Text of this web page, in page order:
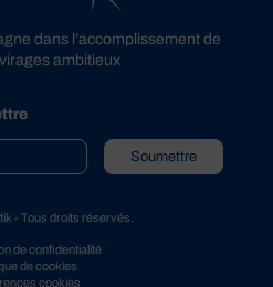
dans l’accomplissement de
ambitieux
Soumettre
- Tous droits réservés.
de confidentialité
de cookies
cookies